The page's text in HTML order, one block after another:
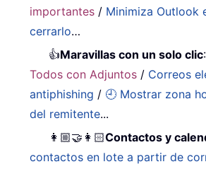
importantes / Minimiza Outlook
cerrarlo…
👍Maravillas con un solo clic:
Todos con Adjuntos / Correos
antiphishing / 🕘 Mostrar zona
del remitente...
👩🏼‍🤝‍👩🏻Contactos y
contactos en lote a partir de